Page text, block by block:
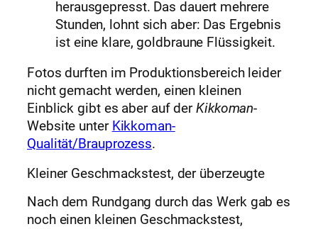
herausgepresst. Das dauert mehrere
Stunden, lohnt sich aber: Das Ergebnis
ist eine klare, goldbraune Flüssigkeit.
Fotos durften im Produktionsbereich leider
nicht gemacht werden, einen kleinen
Einblick gibt es aber auf derKikkoman-
Website unter Kikkoman-
Qualität/Brauprozess.
Kleiner Geschmackstest, der überzeugte
Nach dem Rundgang durch das Werk gab es
noch einen kleinen Geschmackstest,